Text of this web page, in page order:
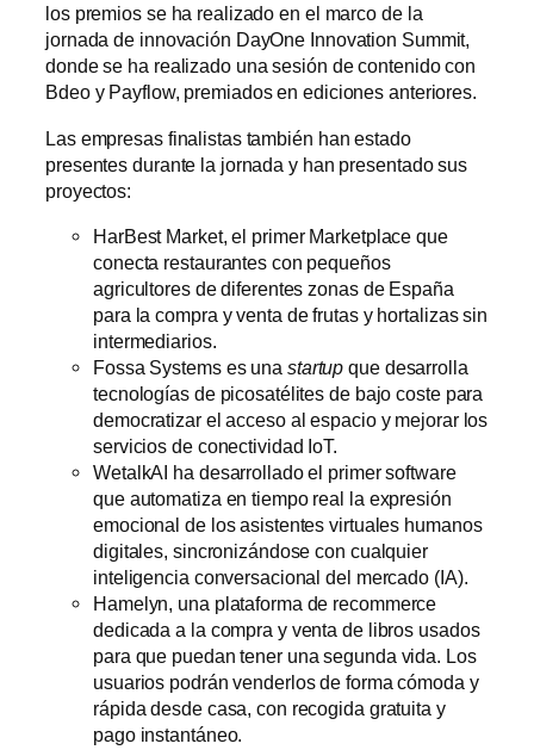
los premios se ha realizado en el marco de la
jornada de innovación DayOne Innovation Summit,
donde se ha realizado una sesión de contenido con
Bdeo y Payflow, premiados en ediciones anteriores.
Las empresas finalistas también han estado
presentes durante la jornada y han presentado sus
proyectos:
HarBest Market, el primer Marketplace que
conecta restaurantes con pequeños
agricultores de diferentes zonas de España
para la compra y venta de frutas y hortalizas sin
intermediarios.
Fossa Systems es una startup que desarrolla
tecnologías de picosatélites de bajo coste para
democratizar el acceso al espacio y mejorar los
servicios de conectividad IoT.
WetalkAI ha desarrollado el primer software
que automatiza en tiempo real la expresión
emocional de los asistentes virtuales humanos
digitales, sincronizándose con cualquier
inteligencia conversacional del mercado (IA).
Hamelyn, una plataforma de recommerce
dedicada a la compra y venta de libros usados
para que puedan tener una segunda vida. Los
usuarios podrán venderlos de forma cómoda y
rápida desde casa, con recogida gratuita y
pago instantáneo.